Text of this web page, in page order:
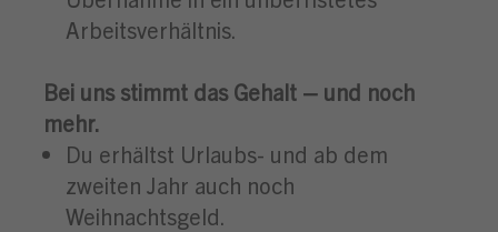
Arbeitsverhältnis.
Bei uns stimmt das Gehalt – und noch
mehr.
Du erhältst Urlaubs- und ab dem
zweiten Jahr auch noch
Weihnachtsgeld.